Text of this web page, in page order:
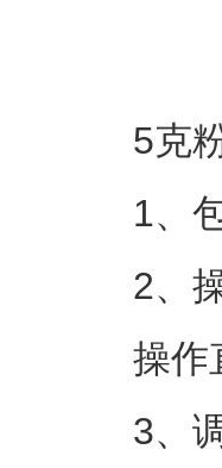
5克
1、
2、
操作
3、